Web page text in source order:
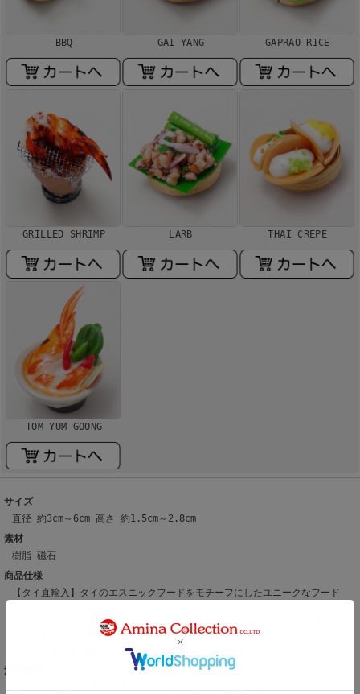
BBQ GAI YANG GAPRAO RICE
GRILLED SHRIMP LARB THAI CREPE
TOM YUM GOONG
サイズ
直径 約3cm～6cm 高さ 約1.5cm～2.8cm
素材
樹脂 磁石
商品仕様
【タイ直輸入】タイのエスニックフードをモチーフにしたユニークなフード
リアルで遊び心あふれるデザインは、旅の思い出やアジアンな空気を感じさ
プレゼントにもおすすめのアイテムです。
注意事項